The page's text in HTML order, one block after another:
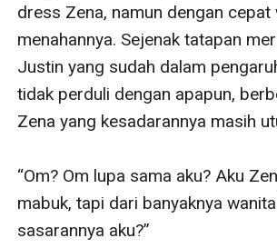
dress Zena, namun dengan cepat
menahannya. Sejenak tatapan
Justin yang sudah dalam
tidak perduli dengan apapun,
Zena yang kesadarannya masih
“Om? Om lupa sama aku? Aku
mabuk, tapi dari banyaknya
sasarannya aku?”